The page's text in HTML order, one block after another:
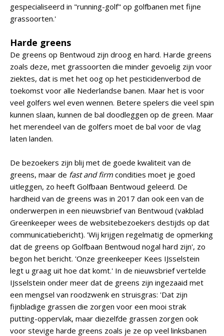
gespecialiseerd in "running-golf" op golfbanen met fijne
grassoorten.'
Harde greens
De greens op Bentwoud zijn droog en hard. Harde greens
zoals deze, met grassoorten die minder gevoelig zijn voor
ziektes, dat is met het oog op het pesticidenverbod de
toekomst voor alle Nederlandse banen. Maar het is voor
veel golfers wel even wennen. Betere spelers die veel spin
kunnen slaan, kunnen de bal doodleggen op de green. Maar
het merendeel van de golfers moet de bal voor de vlag
laten landen.
De bezoekers zijn blij met de goede kwaliteit van de
greens, maar de fast and firmcondities moet je goed
uitleggen, zo heeft Golfbaan Bentwoud geleerd. De
hardheid van de greens was in 2017 dan ook een van de
onderwerpen in een nieuwsbrief van Bentwoud (vakblad
Greenkeeper wees de websitebezoekers destijds op dat
communicatiebericht). 'Wij krijgen regelmatig de opmerking
dat de greens op Golfbaan Bentwoud nogal hard zijn', zo
begon het bericht. 'Onze greenkeeper Kees IJsselstein
legt u graag uit hoe dat komt.' In de nieuwsbrief vertelde
IJsselstein onder meer dat de greens zijn ingezaaid met
een mengsel van roodzwenk en struisgras: 'Dat zijn
fijnbladige grassen die zorgen voor een mooi strak
putting-oppervlak, maar diezelfde grassen zorgen ook
voor stevige harde greens zoals je ze op veel linksbanen